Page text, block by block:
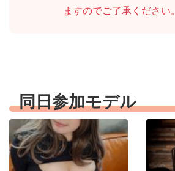
ますのでご了承ください。
同日参加モデル